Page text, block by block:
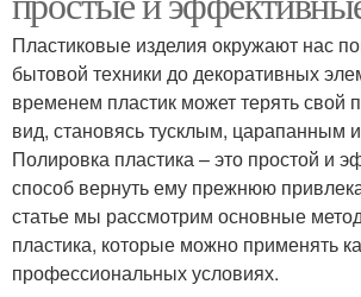
Пластиковые изделия окружают нас
бытовой техники до декоративных
временем пластик может терять свой
вид, становясь тусклым, царапанным
Полировка пластика – это простой и
способ вернуть ему прежнюю
статье мы рассмотрим основные
пластика, которые можно применять
профессиональных условиях.